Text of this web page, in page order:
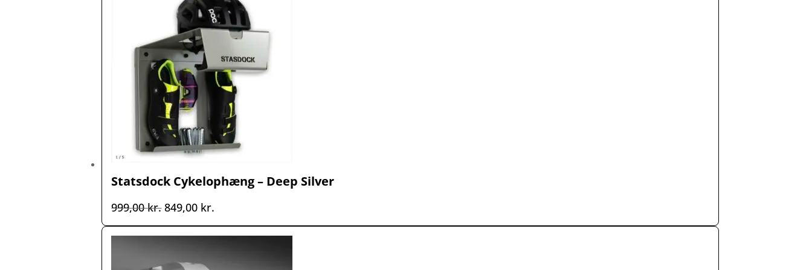
Statsdock Cykelophæng – Deep Silver
999,00kr.Den
oprindelige
pris
849,00 kr.
aktuelle
pris